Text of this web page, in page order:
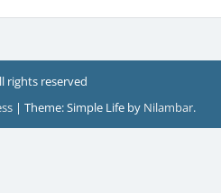
rights reserved
| Theme: Simple Life by Nilambar.